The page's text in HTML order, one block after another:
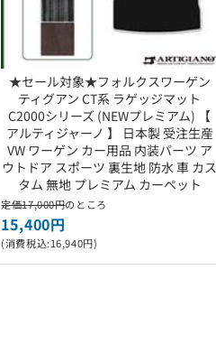
★セール対象★フォルクスワーゲン
ティグアン CT系 ラゲッジマット
C2000シリーズ (NEWプレミアム) 【
アルティジャーノ 】 日本製 受注生産
VW ワーゲン カー用品 内装パーツ ア
ウトドア スポーツ 裏生地 防水 車 カス
タム 無地 プレミアム カーペット
定価17,000円のところ
15,400円
(消費税込:16,940円)